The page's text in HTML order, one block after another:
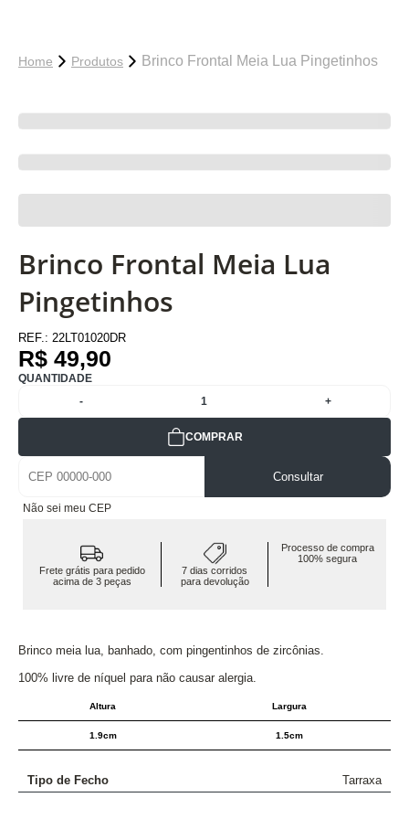
Home Produtos Brinco Frontal Meia Lua Pingetinhos
Brinco Frontal Meia Lua
Pingetinhos
REF.: 22LT01020DR
R$ 49,90
QUANTIDADE
-
1 +
COMPRAR
Consultar
Não sei meu CEP
Frete grátis para pedido
acima de 3 peças
7 dias corridos
para devolução
Processo de compra
100% segura
Brinco meia lua, banhado, com pingentinhos de zircônias.
100% livre de níquel para não causar alergia.
Altura Largura
1.9cm 1.5cm
Tipo de Fecho Tarraxa